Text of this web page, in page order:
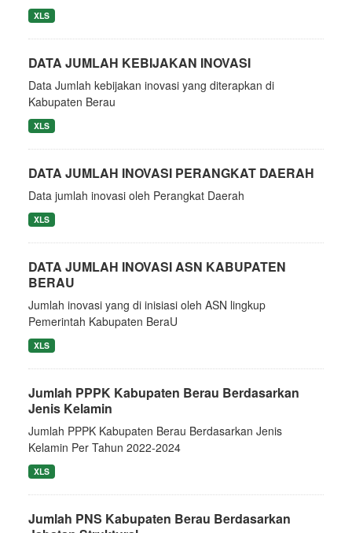
XLS
DATA JUMLAH KEBIJAKAN INOVASI
Data Jumlah kebijakan inovasi yang diterapkan di
Kabupaten Berau
XLS
DATA JUMLAH INOVASI PERANGKAT DAERAH
Data jumlah inovasi oleh Perangkat Daerah
XLS
DATA JUMLAH INOVASI ASN KABUPATEN
BERAU
Jumlah inovasi yang di inisiasi oleh ASN lingkup
Pemerintah Kabupaten BeraU
XLS
Jumlah PPPK Kabupaten Berau Berdasarkan
Jenis Kelamin
Jumlah PPPK Kabupaten Berau Berdasarkan Jenis
Kelamin Per Tahun 2022-2024
XLS
Jumlah PNS Kabupaten Berau Berdasarkan